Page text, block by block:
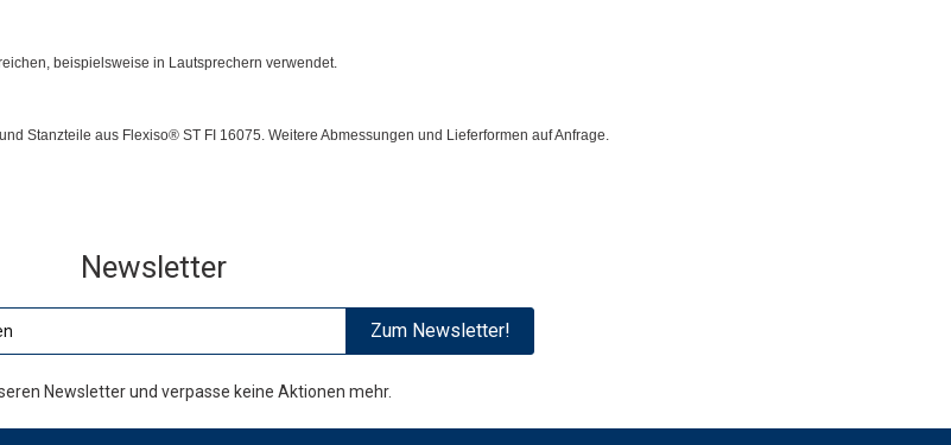
beispielsweise in Lautsprechern verwendet.
Stanzteile aus Flexiso® ST FI 16075. Weitere Abmessungen und Lieferformen auf Anfrage.
Newsletter
Zum Newsletter!
Newsletter und verpasse keine Aktionen mehr.